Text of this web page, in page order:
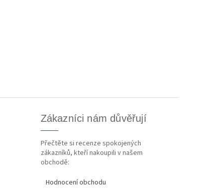
Zákazníci nám důvěřují
Přečtěte si recenze spokojených
zákazníků, kteří nakoupili v našem
obchodě:
Hodnocení obchodu